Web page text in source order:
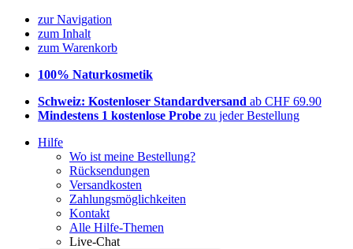
zur Navigation
zum Inhalt
zum Warenkorb
100% Naturkosmetik
Schweiz: Kostenloser Standardversand ab CHF 69.90
Mindestens 1 kostenlose Probe zu jeder Bestellung
Hilfe
Wo ist meine Bestellung?
Rücksendungen
Versandkosten
Zahlungsmöglichkeiten
Kontakt
Alle Hilfe-Themen
Live-Chat